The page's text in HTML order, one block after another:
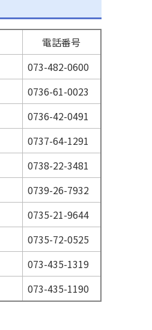
電話番号
073-482-0600
0736-61-0023
0736-42-0491
0737-64-1291
0738-22-3481
0739-26-7932
0735-21-9644
0735-72-0525
073-435-1319
073-435-1190